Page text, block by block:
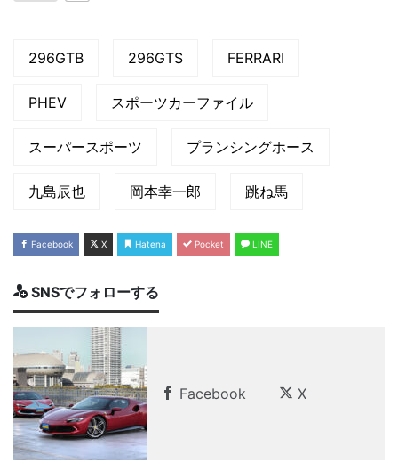
296GTB 296GTS FERRARI
PHEV スポーツカーファイル
スーパースポーツ プランシングホース
九島辰也 岡本幸一郎 跳ね馬
Facebook X Hatena Pocket LINE
SNSでフォローする
Facebook X